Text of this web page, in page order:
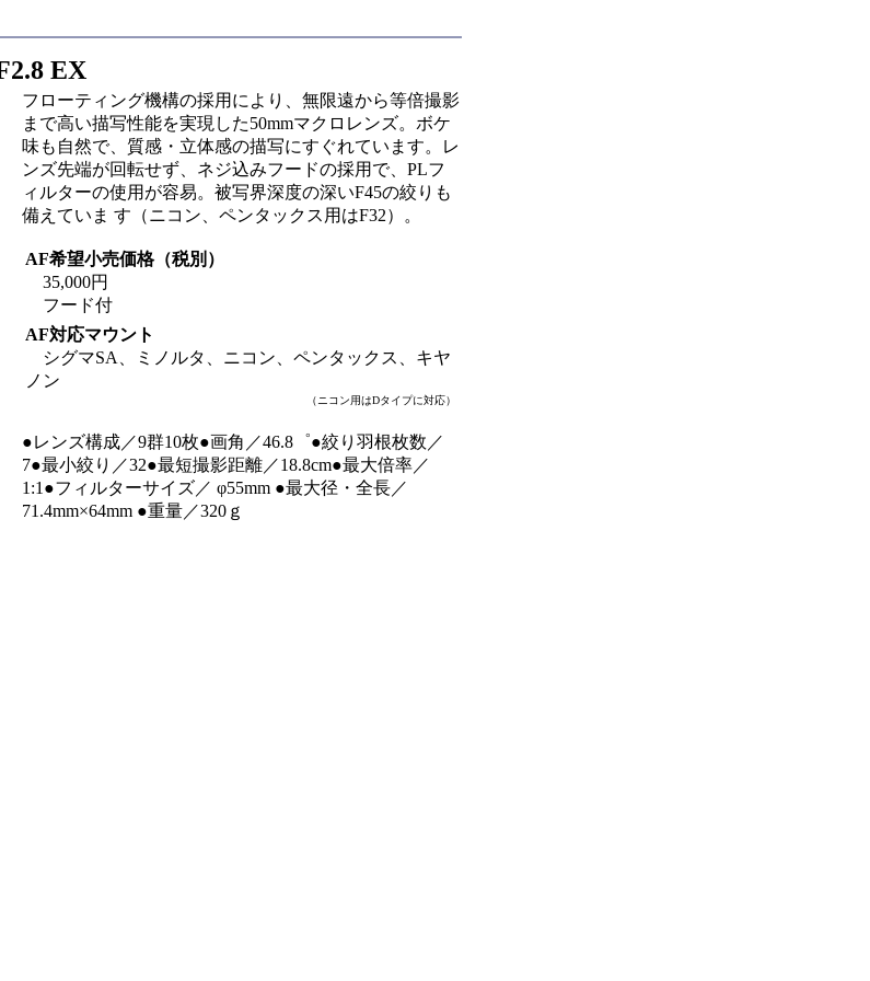
EX
フローティング機構の採用により、無限遠から等倍撮影
まで高い描写性能を実現した50mmマクロレンズ。ボケ
味も自然で、質感・立体感の描写にすぐれています。レ
ンズ先端が回転せず、ネジ込みフードの採用で、PLフ
ィルターの使用が容易。被写界深度の深いF45の絞りも
備えていま す（ニコン、ペンタックス用はF32）。
AF希望小売価格（税別）
35,000円
フード付
AF対応マウント
シグマSA、ミノルタ、ニコン、ペンタックス、キヤ
ノン
（ニコン用はDタイプに対応）
●レンズ構成／9群10枚●画角／46.8 ゜●絞り羽根枚数／
7●最小絞り／32●最短撮影距離／18.8cm●最大倍率／
1:1●フィルターサイズ／ φ55mm ●最大径・全長／
71.4mm×64mm ●重量／320ｇ